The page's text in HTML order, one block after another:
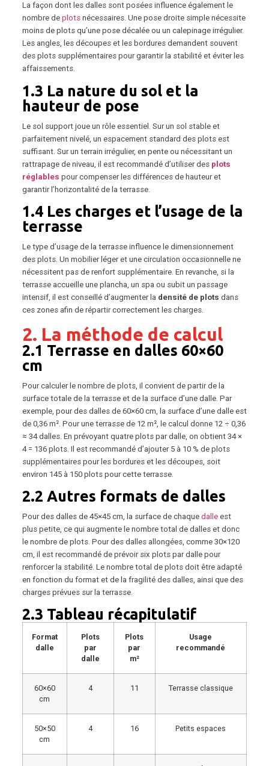
La façon dont les dalles sont posées influence également le
nombre de plotsnécessaires. Une pose droite simple nécessite
moins de plots qu’une pose décalée ou un calepinage irrégulier.
Les angles, les découpes et les bordures demandent souvent
des plots supplémentaires pour garantir la stabilité et éviter les
affaissements.
1.3 La nature du sol et la
hauteur de pose
Le sol support joue un rôle essentiel. Sur un sol stable et
parfaitement nivelé, un espacement standard des plots est
suffisant. Sur un terrain irrégulier, en pente ou nécessitant un
rattrapage de niveau, il est recommandé d’utiliser des plots
réglables pour compenser les différences de hauteur et
garantir l’horizontalité de la terrasse.
1.4 Les charges et l’usage de la
terrasse
Le type d’usage de la terrasse influence le dimensionnement
des plots. Un mobilier léger et une circulation occasionnelle ne
nécessitent pas de renfort supplémentaire. En revanche, si la
terrasse accueille une plancha, un spa ou subit un passage
intensif, il est conseillé d’augmenter la densité de plots dans
ces zones afin de répartir correctement les charges.
2. La méthode de calcul
2.1 Terrasse en dalles 60×60
cm
Pour calculer le nombre de plots, il convient de partir de la
surface totale de la terrasse et de la surface d’une dalle. Par
exemple, pour des dalles de 60×60 cm, la surface d’une dalle est
de 0,36 m². Pour une terrasse de 12 m², le calcul donne 12 ÷ 0,36
≈ 34 dalles. En prévoyant quatre plots par dalle, on obtient 34 ×
4 = 136 plots. Il est recommandé d’ajouter 5 à 10 % de plots
supplémentaires pour les bordures et les découpes, soit
environ 145 à 150 plots pour cette terrasse.
2.2 Autres formats de dalles
Pour des dalles de 45×45 cm, la surface de chaque dalleest
plus petite, ce qui augmente le nombre total de dalles et donc
le nombre de plots. Pour des dalles allongées, comme 30×120
cm, il est recommandé de prévoir six plots par dalle pour
renforcer la stabilité. Le nombre total de plots doit être adapté
en fonction du format et de la fragilité des dalles, ainsi que des
charges prévues sur la terrasse.
2.3 Tableau récapitulatif
Format
dalle
Plots
par
dalle
Plots
par
m²
Usage
recommandé
60×60
cm
4 11 Terrasse classique
50×50
cm
4 16 Petits espaces